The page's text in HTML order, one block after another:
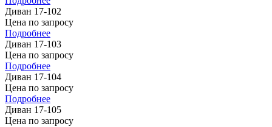
Диван 17-102
Цена по запросу
Подробнее
Диван 17-103
Цена по запросу
Подробнее
Диван 17-104
Цена по запросу
Подробнее
Диван 17-105
Цена по запросу